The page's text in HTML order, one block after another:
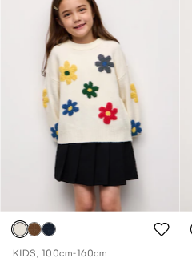
KIDS, 100cm-160cm